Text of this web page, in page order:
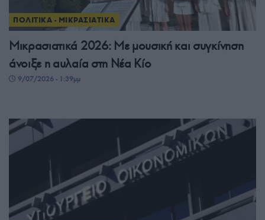
ΠΟΛΙΤΙΚΑ - ΜΙΚΡΑΣΙΑΤΙΚΑ
Μικρασιατικά 2026: Με μουσική και συγκίνηση
άνοιξε η αυλαία στη Νέα Κίο
9/07/2026 - 1:39μμ